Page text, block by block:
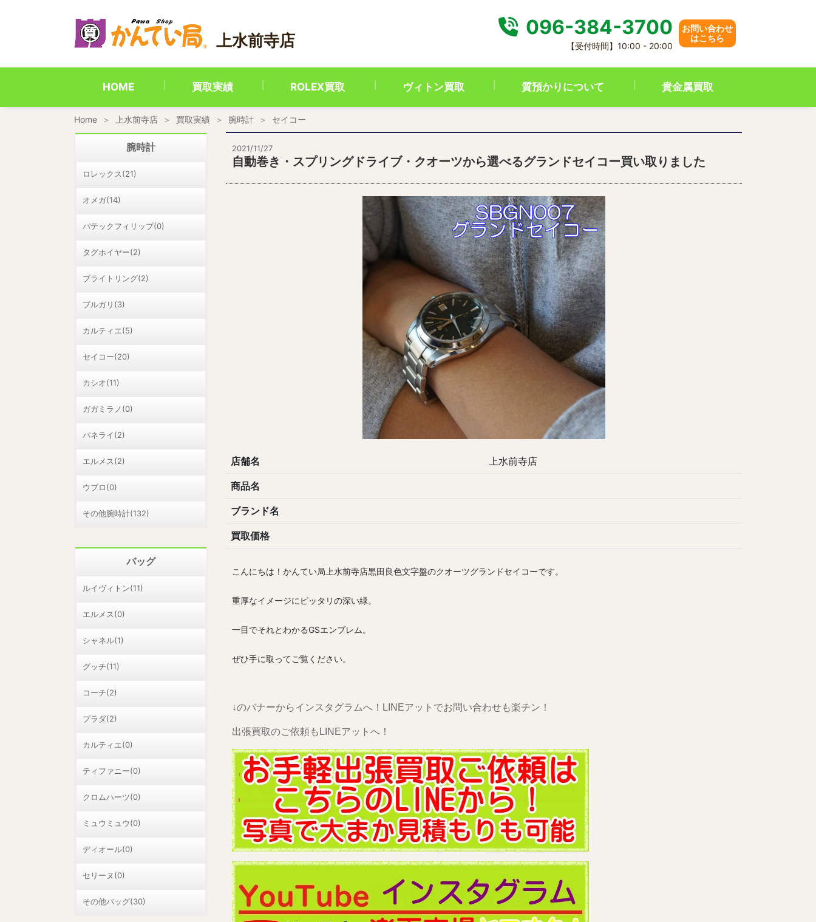
上水前寺店
096-384-3700
【受付時間】10:00 - 20:00
お問い合わせ
はこちら
HOME 買取実績 ROLEX買取 ヴィトン買取 質預かりについて 貴金属買取
Home 上水前寺店 買取実績 腕時計 セイコー
2021/11/27
自動巻き・スプリングドライブ・クオーツから選べるグランドセイコー買い取りました
店舗名 上水前寺店
商品名
ブランド名
買取価格
こんにちは！かんてい局上水前寺店黒田良色文字盤のクオーツグランドセイコーです。
重厚なイメージにピッタリの深い緑。
一目でそれとわかるGSエンブレム。
ぜひ手に取ってご覧ください。
↓のバナーからインスタグラムへ！LINEアットでお問い合わせも楽チン！
出張買取のご依頼もLINEアットへ！
腕時計
ロレックス(21)
オメガ(14)
パテックフィリップ(0)
タグホイヤー(2)
ブライトリング(2)
ブルガリ(3)
カルティエ(5)
セイコー(20)
カシオ(11)
ガガミラノ(0)
パネライ(2)
エルメス(2)
ウブロ(0)
その他腕時計(132)
バッグ
ルイヴィトン(11)
エルメス(0)
シャネル(1)
グッチ(11)
コーチ(2)
プラダ(2)
カルティエ(0)
ティファニー(0)
クロムハーツ(0)
ミュウミュウ(0)
ディオール(0)
セリーヌ(0)
その他バッグ(30)